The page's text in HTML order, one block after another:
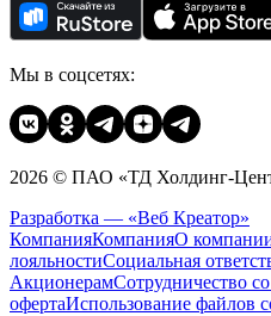
Мы в соцсетях:
2026 © ПАО «ТД Холдинг-
Разработка — «Веб Креатор»
КомпанияКомпанияО
лояльностиСоциальная
АкционерамСотрудничество
офертаИспользование файлов